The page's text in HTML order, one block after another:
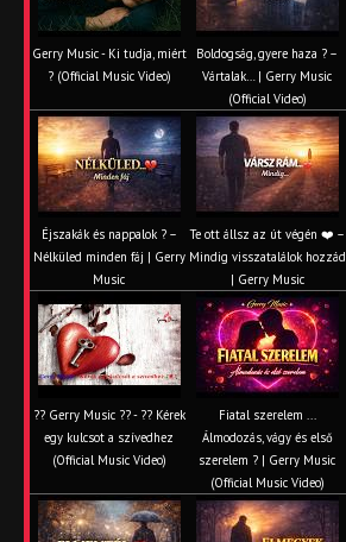
Gerry Music - Ki tudja, miért
? (Official Music Video)
Boldogság, gyere haza ? –
Vártalak… | Gerry Music
(Official Video)
Éjszakák és nappalok ? –
Nélküled minden fáj | Gerry
Music
Te ott állsz az út végén ❤️ –
Mindig visszatalálok hozzád
| Gerry Music
?? Gerry Music ?? - ?? Kérek
egy kulcsot a szívedhez
(Official Music Video)
Fiatal szerelem ...
Álmodozás, vágy és első
szerelem ? | Gerry Music
(Official Music Video)